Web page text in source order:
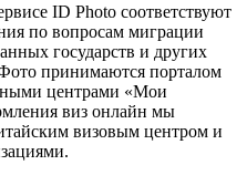
ID Photo соответствуют
по вопросам миграции
государств и других
принимаются порталом
центрами «Мои
виз онлайн мы
визовым центром и